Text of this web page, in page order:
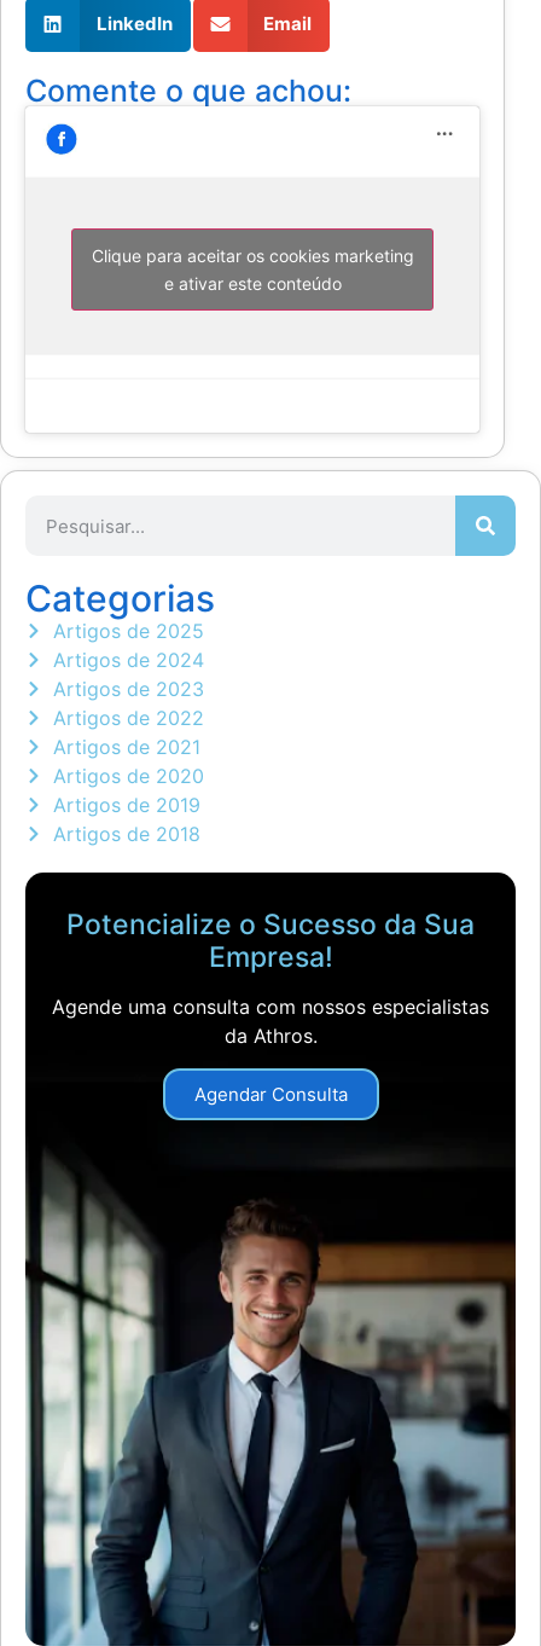
LinkedIn Email
Comente o que achou:
Clique para aceitar os cookies marketing
e ativar este conteúdo
Categorias
Artigos de 2025
Artigos de 2024
Artigos de 2023
Artigos de 2022
Artigos de 2021
Artigos de 2020
Artigos de 2019
Artigos de 2018
Potencialize o Sucesso da Sua
Empresa!
Agende uma consulta com nossos especialistas
da Athros.
Agendar Consulta